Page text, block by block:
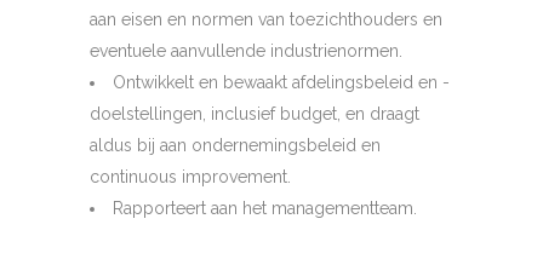
aan eisen en normen van toezichthouders en
eventuele aanvullende industrienormen.
Ontwikkelt en bewaakt afdelingsbeleid en -
doelstellingen, inclusief budget, en draagt
aldus bij aan ondernemingsbeleid en
continuous improvement.
Rapporteert aan het managementteam.